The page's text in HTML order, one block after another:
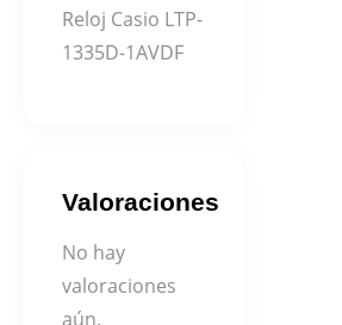
Reloj Casio LTP-
1335D-1AVDF
Valoraciones
No hay
valoraciones
aún.